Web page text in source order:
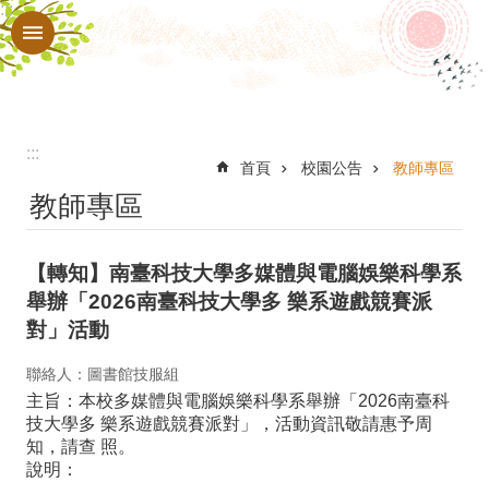
跳到主要內容區塊
進
認
行
室
教
:::
:::
首頁 校園公告 教師專區
教師專區
【轉知】南臺科技大學多媒體與電腦娛樂科學系
舉辦「2026南臺科技大學多 樂系遊戲競賽派
對」活動
聯絡人：圖書館技服組
主旨：本校多媒體與電腦娛樂科學系舉辦「2026南臺科
技大學多 樂系遊戲競賽派對」，活動資訊敬請惠予周
知，請查 照。
說明：